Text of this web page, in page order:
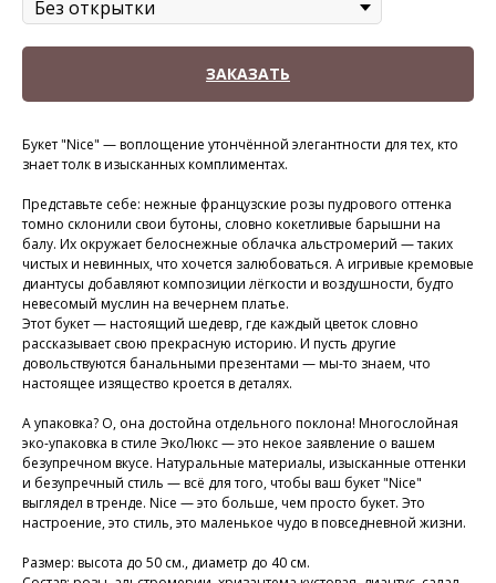
ЗАКАЗАТЬ
Букет "Nice" — воплощение утончённой элегантности для тех, кто
знает толк в изысканных комплиментах.
Представьте себе: нежные французские розы пудрового оттенка
томно склонили свои бутоны, словно кокетливые барышни на
балу. Их окружает белоснежные облачка альстромерий — таких
чистых и невинных, что хочется залюбоваться. А игривые кремовые
диантусы добавляют композиции лёгкости и воздушности, будто
невесомый муслин на вечернем платье.
Этот букет — настоящий шедевр, где каждый цветок словно
рассказывает свою прекрасную историю. И пусть другие
довольствуются банальными презентами — мы-то знаем, что
настоящее изящество кроется в деталях.
А упаковка? О, она достойна отдельного поклона! Многослойная
эко-упаковка в стиле ЭкоЛюкс — это некое заявление о вашем
безупречном вкусе. Натуральные материалы, изысканные оттенки
и безупречный стиль — всё для того, чтобы ваш букет "Nice"
выглядел в тренде. Nice — это больше, чем просто букет. Это
настроение, это стиль, это маленькое чудо в повседневной жизни.
Размер: высота до 50 см., диаметр до 40 см.